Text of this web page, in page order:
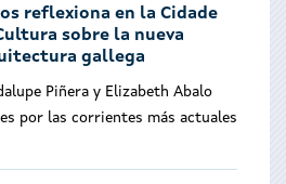
reflexiona en la Cidade
sobre la nueva
gallega
Piñera y Elizabeth Abalo
por las corrientes más actuales